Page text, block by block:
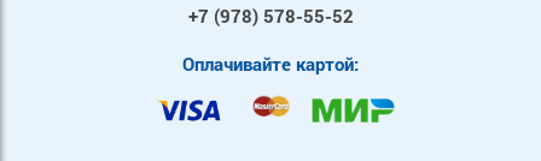
+7 (978) 578-55-52
Оплачивайте картой: